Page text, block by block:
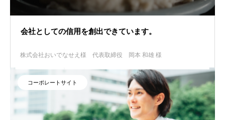
会社としての信用を創出できています。
株式会社おいでなせえ様 代表取締役 岡本 和雄 様
コーポレートサイト